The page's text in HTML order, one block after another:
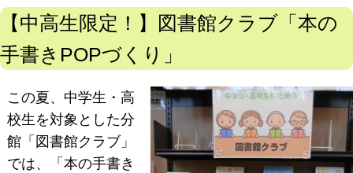
【中高生限定！】図書館クラブ「本の
手書き POPづくり」
この夏、中学生・高
校生を対象とした分
館「図書館クラブ」
では、「本の手書き